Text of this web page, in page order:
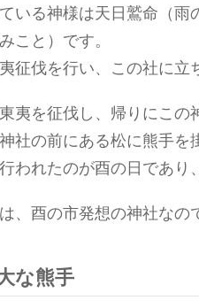
いる神様は天日鷲命（雨
こと）です。
征伐を行い、この社に立
夷を征伐し、帰りにこの
社の前にある松に熊手を
われたのが酉の日であり
、酉の市発想の神社なの
な熊手